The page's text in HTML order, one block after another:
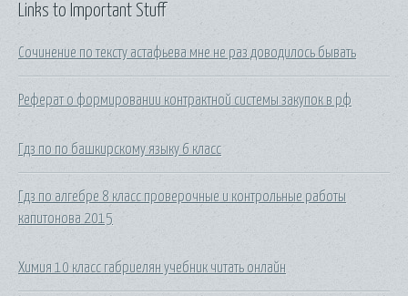
Links to Important Stuff
Сочинение по тексту астафьева мне не раз доводилось бывать
Реферат о формировании контрактной системы закупок в рф
Гдз по по башкирскому языку 6 класс
Гдз по алгебре 8 класс проверочные и контрольные работы
капитонова 2015
Химия 10 класс габриелян учебник читать онлайн